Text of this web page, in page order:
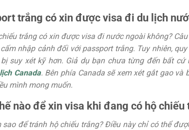
trắng có xin được visa đi du lịch
trắng có xin được visa đi nước ngoài không?
nhập cảnh đối với passport trắng. Tuy nhiên,
bị suy xét kỹ hơn. Giả dụ bạn chưa từng đến bất
Canada. Bên phía Canada sẽ xem xét gắt gao
mình mong muốn.
nào để xin visa khi đang có hộ chiếu
sao để tránh hộ chiếu trắng? Điều này chỉ có thể